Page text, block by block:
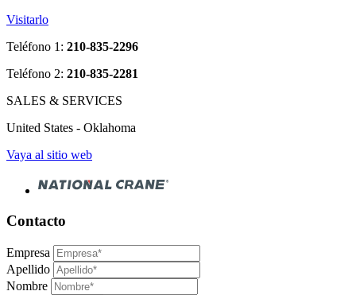
Visitarlo
Teléfono 1: 210-835-2296
Teléfono 2: 210-835-2281
SALES & SERVICES
United States - Oklahoma
Vaya al sitio web
Contacto
Empresa
Apellido
Nombre